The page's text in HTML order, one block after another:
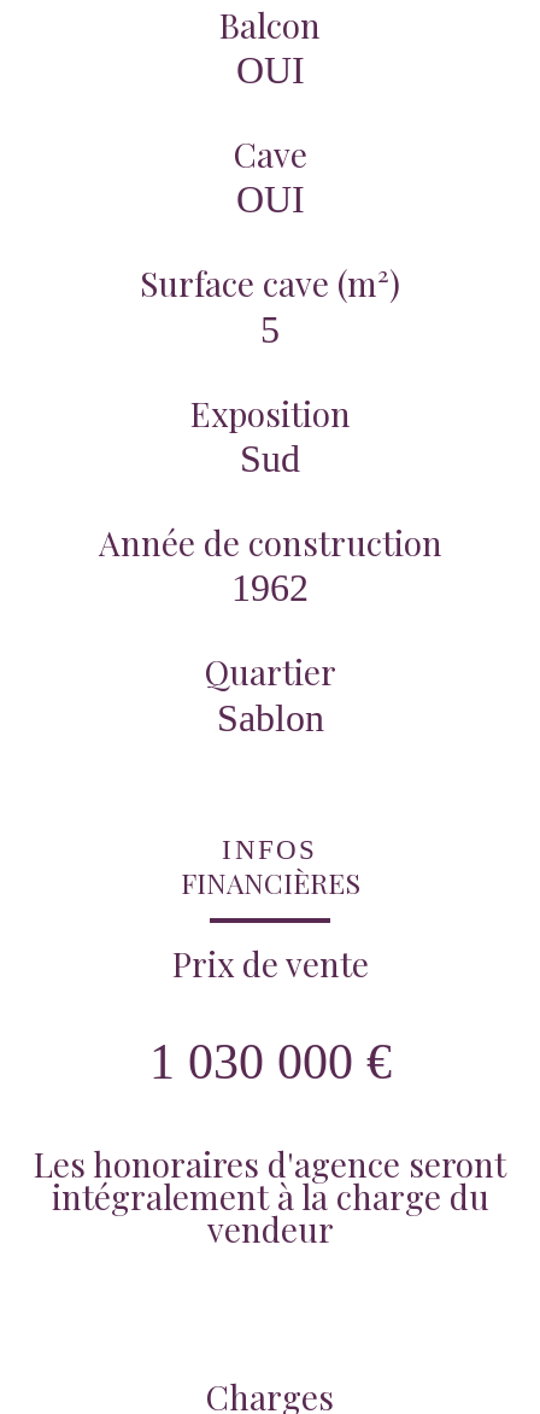
Balcon
OUI
Cave
OUI
Surface cave (m²)
5
Exposition
Sud
Année de construction
1962
Quartier
Sablon
INFOS
FINANCIÈRES
Prix de vente
1 030 000 €
Les honoraires d'agence seront
intégralement à la charge du
vendeur
Charges